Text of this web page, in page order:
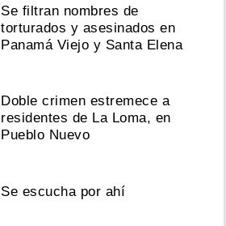
Se filtran nombres de
torturados y asesinados en
Panamá Viejo y Santa Elena
Doble crimen estremece a
residentes de La Loma, en
Pueblo Nuevo
Se escucha por ahí